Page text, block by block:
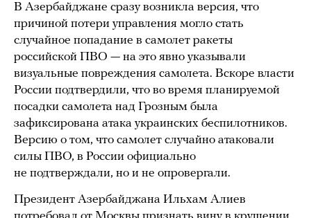
В Азербайджане сразу возникла версия, что
причиной потери управления могло стать
случайное попадание в самолет ракеты
российской ПВО — на это явно указывали
визуальные повреждения самолета. Вскоре власти
России подтвердили, что во время планируемой
посадки самолета над Грозным была
зафиксирована атака украинских беспилотников.
Версию о том, что самолет случайно атаковали
силы ПВО, в России официально
не подтверждали, но и не опровергали.
Президент Азербайджана Ильхам Алиев